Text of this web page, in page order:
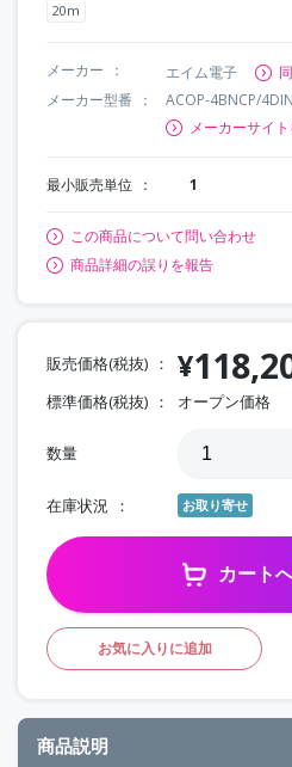
20m
メーカー エイム電子
メーカー型番
ACOP-4BNCP/
メーカーサイ
最小販売単位 1
この商品について問い合わせ
商品詳細の誤りを報告
販売価格(税抜) ¥
標準価格(税抜) オープン価格
数量
在庫状況 お取り寄せ
カート
お気に入りに追加
商品説明